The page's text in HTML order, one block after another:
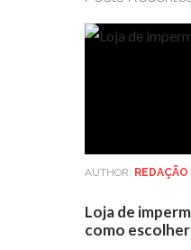
AUTHOR: REDAÇÃO
Loja de
como